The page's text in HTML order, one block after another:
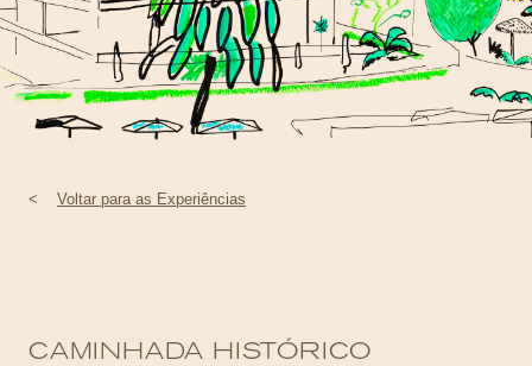
SUSTENTABILIDADE
CONTATO
< Voltar para as Experiências
CAMINHADA HISTÓRICO